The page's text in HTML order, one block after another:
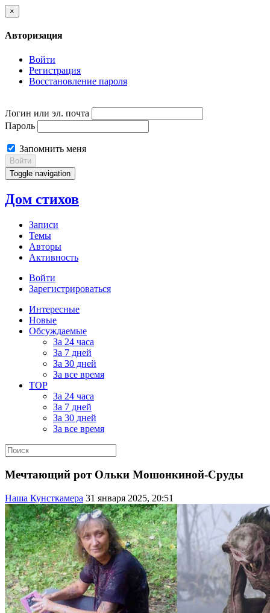
×
Авторизация
Войти
Регистрация
Восстановление пароля
Логин или эл. почта
Пароль
Запомнить меня
Войти
Toggle navigation
Дом стихов
Записи
Темы
Авторы
Активность
Войти
Зарегистрироваться
Интересные
Новые
Обсуждаемые
За 24 часа
За 7 дней
За 30 дней
За все время
TOP
За 24 часа
За 7 дней
За 30 дней
За все время
Мечтающий рот Ольки Мошонкиной-Сруды
Наша Кунсткамера 31 января 2025, 20:51